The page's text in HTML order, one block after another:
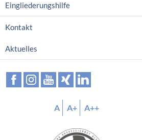
e
Eingliederungshilfe
Kontakt
Aktuelles
A A+ A++